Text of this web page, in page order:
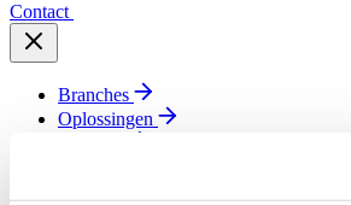
Contact
Branches
Oplossingen